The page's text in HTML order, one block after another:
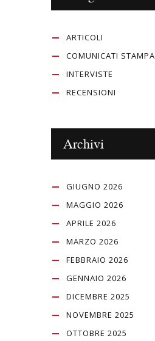
ARTICOLI
COMUNICATI STAMPA
INTERVISTE
RECENSIONI
Archivi
GIUGNO 2026
MAGGIO 2026
APRILE 2026
MARZO 2026
FEBBRAIO 2026
GENNAIO 2026
DICEMBRE 2025
NOVEMBRE 2025
OTTOBRE 2025